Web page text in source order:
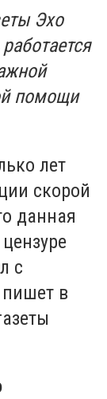
Эхо
помощи
лет
скорой
данная
с
пишет в